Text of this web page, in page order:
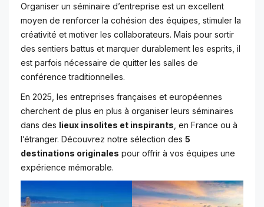
Organiser un séminaire d’entreprise est un excellent
moyen de renforcer la cohésion des équipes, stimuler la
créativité et motiver les collaborateurs. Mais pour sortir
des sentiers battus et marquer durablement les esprits, il
est parfois nécessaire de quitter les salles de
conférence traditionnelles.
En 2025, les entreprises françaises et européennes
cherchent de plus en plus à organiser leurs séminaires
dans des lieux insolites et inspirants , en France ou à
l’étranger. Découvrez notre sélection des 5
destinations originales pour offrir à vos équipes une
expérience mémorable.